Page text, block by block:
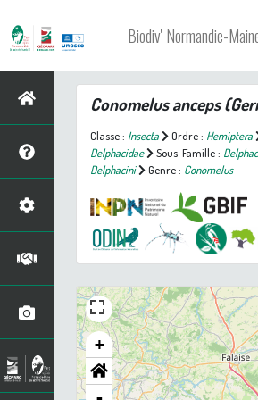
Biodiv' Normandie-
Conomelus anceps
Classe : Insecta Ordre : Hemiptera
Delphacidae
Sous-Famille :
Delphacini
Genre : Conomelus
+